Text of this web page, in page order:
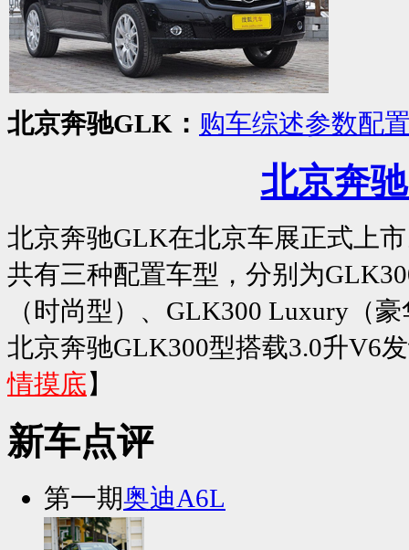
北京奔驰GLK： 购车综述参数配
北京奔
北京奔驰GLK在北京车展正式上
共有三种配置车型，分别为
（时尚型）、GLK300 Luxury（
北京奔驰GLK300型搭载3.0升V6
情摸底】
新车点评
第一期奥迪A6L